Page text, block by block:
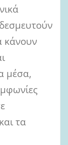
κάνουν
μέσα,
τα